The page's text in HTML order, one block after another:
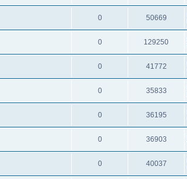
0 50669
0 129250
0 41772
0 35833
0 36195
0 36903
0 40037